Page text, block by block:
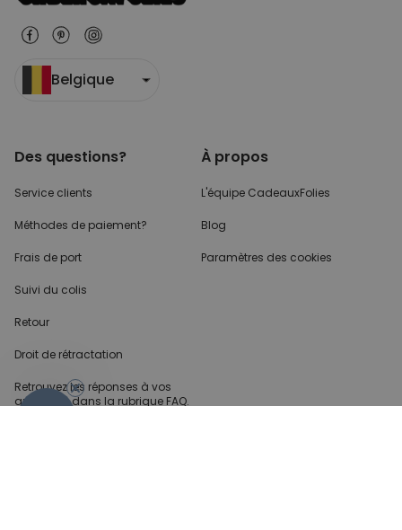
Belgique
Des questions?
Service clients
Méthodes de paiement?
Frais de port
Suivi du colis
Retour
Droit de rétractation
Retrouvez les réponses à vos
questions dans la rubrique FAQ.
À propos
L'équipe CadeauxFolies
Blog
Paramètres des cookies